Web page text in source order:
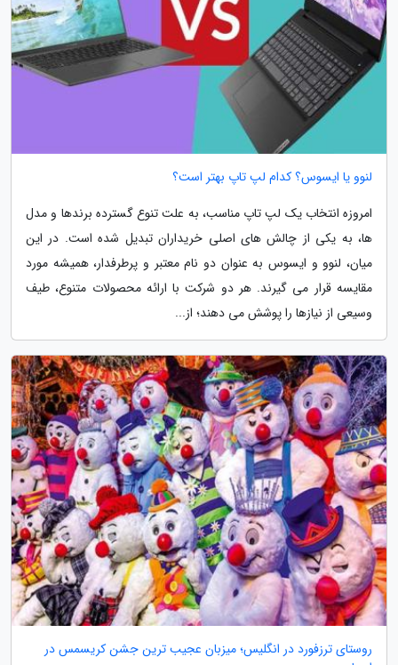
لنوو یا ایسوس؟ کدام لپ تاپ بهتر است؟
امروزه انتخاب یک لپ تاپ مناسب، به علت تنوع گسترده برندها و مدل
ها، به یکی از چالش های اصلی خریداران تبدیل شده است. در این
میان، لنوو و ایسوس به عنوان دو نام معتبر و پرطرفدار، همیشه مورد
مقایسه قرار می گیرند. هر دو شرکت با ارائه محصولات متنوع، طیف
وسیعی از نیازها را پوشش می دهند؛ از...
روستای ترزفورد در انگلیس؛ میزبان عجیب ترین جشن کریسمس در